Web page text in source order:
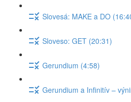
Slovesá: MAKE a DO
Sloveso: GET (20:31)
Gerundium (4:58)
Gerundium a Infinitív –